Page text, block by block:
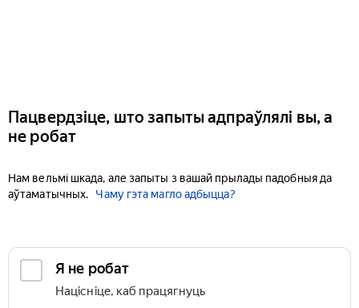
Пацвердзіце, што запыты адпраўлялі вы, а
не робат
Нам вельмі шкада, але запыты з вашай прылады падобныя да
аўтаматычных.
Чаму гэта магло адбыцца?
Я не робат
Націсніце, каб працягнуць